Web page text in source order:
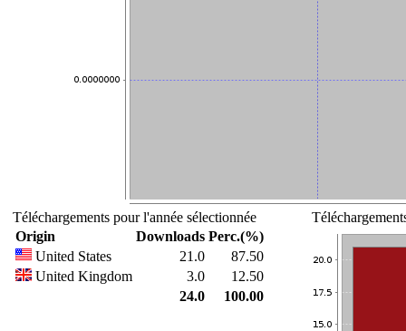
Téléchargements pour l'année sélectionnée
Origin
Downloads Perc.(%)
United States
21.0
87.50
United Kingdom
3.0
12.50
24.0
100.00